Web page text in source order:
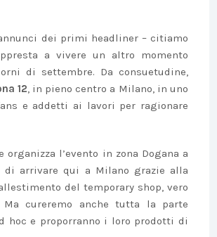
dei primi headliner – citiamo
a vivere un altro momento
di settembre. Da consuetudine,
12, in pieno centro a Milano, in uno
e addetti ai lavori per ragionare
l’evento in zona Dogana a
di arrivare qui a Milano grazie alla
del temporary shop, vero
cureremo anche tutta la parte
hoc e proporranno i loro prodotti di